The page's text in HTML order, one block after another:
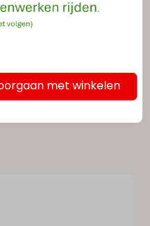
met winkelen